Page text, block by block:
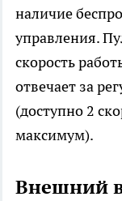
наличие
управления.
скорость
отвечает за
(доступно 2
максимум).
Внешний